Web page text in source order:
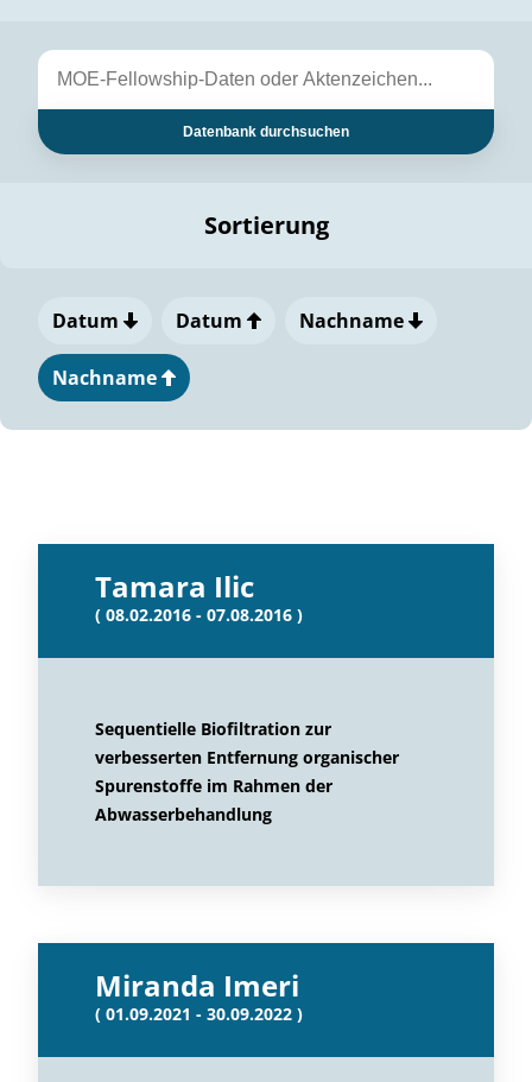
Datenbank durchsuchen
Sortierung
Datum Datum Nachname
Nachname
Tamara Ilic
( 08.02.2016 - 07.08.2016 )
Sequentielle Biofiltration zur
verbesserten Entfernung organischer
Spurenstoffe im Rahmen der
Abwasserbehandlung
Miranda Imeri
( 01.09.2021 - 30.09.2022 )